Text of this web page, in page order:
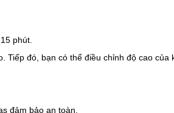
phút.
đó, bạn có thể điều chỉnh độ cao của
đảm bảo an toàn.